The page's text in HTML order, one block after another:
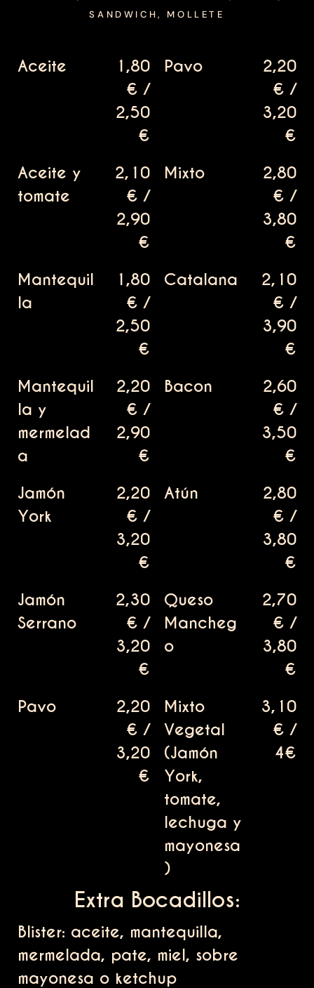
SANDWICH, MOLLETE
Aceite
1,80
€ /
2,50
€
Aceite y
tomate
2,10
€ /
2,90
€
Mantequil
la
1,80
€ /
2,50
€
Mantequil
la y
mermelad
a
2,20
€ /
2,90
€
Jamón
York
2,20
€ /
3,20
€
Jamón
Serrano
2,30
€ /
3,20
€
Pavo
2,20
€ /
3,20
€
Pavo
2,20
€ /
3,20
€
Mixto
2,80
€ /
3,80
€
Catalana
2,10
€ /
3,90
€
Bacon
2,60
€ /
3,50
€
Atún
2,80
€ /
3,80
€
Queso
Mancheg
o
2,70
€ /
3,80
€
Mixto
Vegetal
(Jamón
York,
tomate,
lechuga y
mayonesa
)
3,10
€ /
4€
Extra Bocadillos:
Blister: aceite, mantequilla,
mermelada, pate, miel, sobre
mayonesa o ketchup